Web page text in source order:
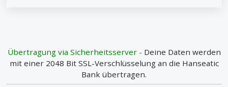
Übertragung via Sicherheitsserver - Deine Daten werden
mit einer 2048 Bit SSL-Verschlüsselung an die Hanseatic
Bank übertragen.